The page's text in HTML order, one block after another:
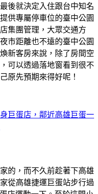
後就決定入住跟台中知名
供專屬停車位的臺中公園
集團管理，大眾交通方
市距離也不遠的臺中公園
新客房來說，除了房間空
可以透過落地窗看到很不
原先預期來得好呢！
巨蛋店，鄰近高雄巨蛋一
的，而不久前趁著下高雄
從高雄捷運巨蛋站步行過